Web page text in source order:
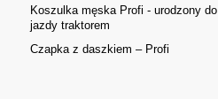
Koszulka męska Profi - urodzony do
jazdy traktorem
Czapka z daszkiem – Profi